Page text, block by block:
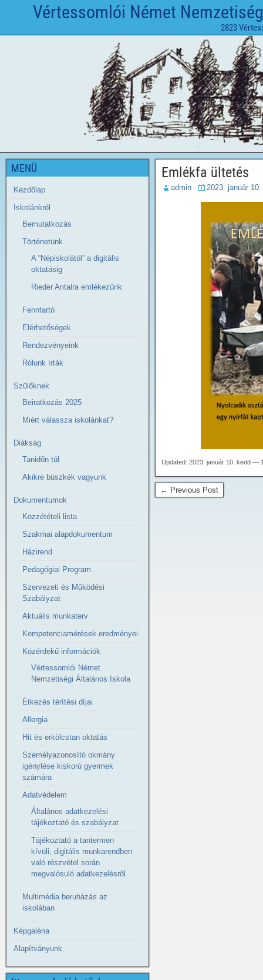
Vértessomlói Német
2823
Emlékfa ültetés
admin 2023. január 10.
Updated: 2023. január 10. kedd —
← Previous Post
MENÜ
Kezdőlap
Iskolánkról
Bemutatkozás
Történetünk
A “Népiskolától” a digitális
oktatásig
Rieder Antalra emlékezünk
Fenntartó
Elérhetőségek
Rendezvényeink
Rólunk írták
Szülőknek
Beiratkozás 2025
Miért válassza iskolánkat?
Diákság
Tanidőn túl
Akikre büszkék vagyunk
Dokumentumok
Közzétételi lista
Szakmai alapdokumentum
Házirend
Pedagógiai Program
Szervezeti és Működési
Szabályzat
Aktuális munkaterv
Kompetenciamérések eredményei
Közérdekű információk
Vértessomlói Német
Nemzetiségi Általános Iskola
Étkezés térítési díjai
Allergia
Hit és erkölcstan oktatás
Személyazonosító okmány
igénylése kiskorú gyermek
számára
Adatvédelem
Általános adatkezelési
tájékoztató és szabályzat
Tájékoztató a tantermen
kívüli, digitális munkarendben
való részvétel során
megvalósuló adatkezelésről
Multimédia beruházás az
iskolában
Képgaléria
Alapítványunk